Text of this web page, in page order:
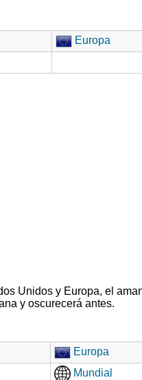
Europa
Unidos y Europa, el
y oscurecerá antes.
Europa
Mundial